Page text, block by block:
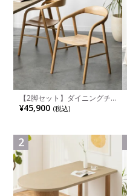
【2脚セット】ダイニングチ
ェア 木製 LUGA 肘付き チェ
ア 天然木 リビング椅子 板座
ュラル ブラウン 完成品
¥45,900 (税込)
2